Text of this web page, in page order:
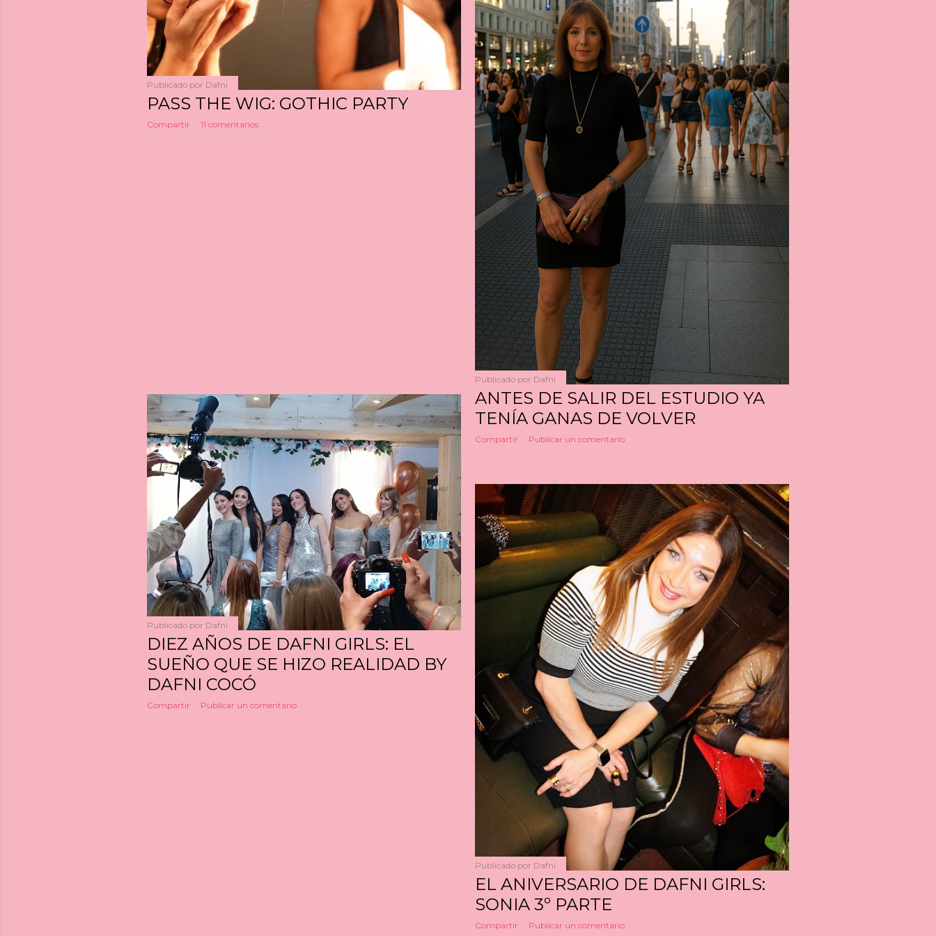
a
s
Publicado por Dafni
PASS THE WIG: GOTHIC PARTY
Compartir 11 comentarios
Publicado por Dafni
ANTES DE SALIR DEL ESTUDIO YA
TENÍA GANAS DE VOLVER
Compartir Publicar un comentario
Publicado por Dafni
DIEZ AÑOS DE DAFNI GIRLS: EL
SUEÑO QUE SE HIZO REALIDAD BY
DAFNI COCÓ
Compartir Publicar un comentario
Publicado por Dafni
EL ANIVERSARIO DE DAFNI GIRLS:
SONIA 3º PARTE
Compartir Publicar un comentario